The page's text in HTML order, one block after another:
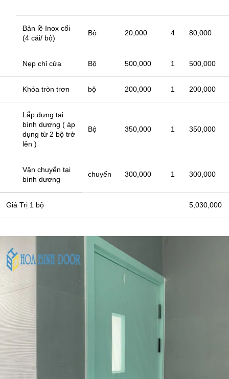
Bản lề Inox cối
(4 cái/ bộ)
Bộ 20,000 4 80,000
Nẹp chỉ cửa Bộ 500,000 1 500,000
Khóa tròn trơn bộ 200,000 1 200,000
Lắp dựng tại
bình dương ( áp
dụng từ 2 bộ trở
lên )
Bộ 350,000 1 350,000
Vận chuyển tại
bình dương
chuyến 300,000 1 300,000
Giá Trị 1 bộ 5,030,000